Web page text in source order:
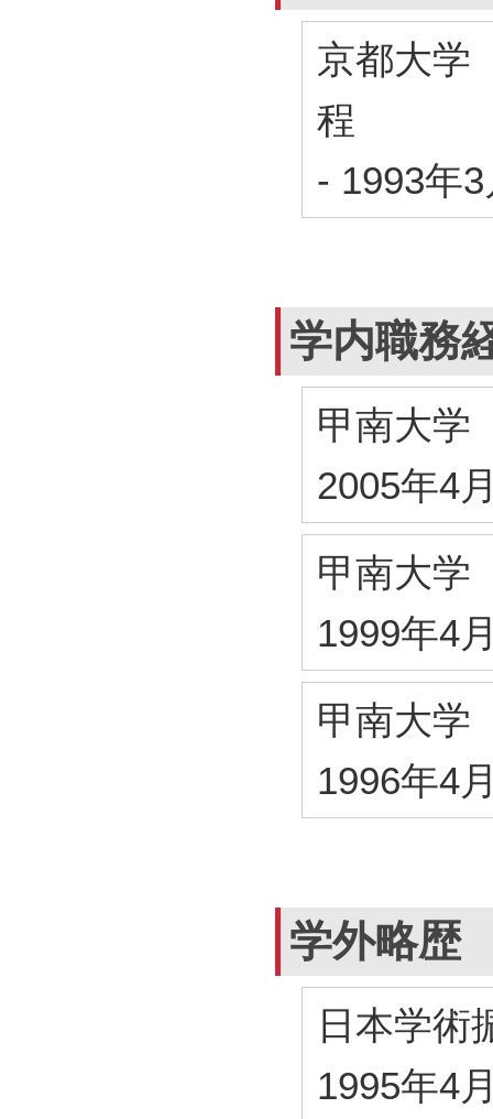
京都大
程
- 1993年
学内職務
甲南大
2005年4
甲南大
1999年4
甲南大
1996年4
学外略歴
日本学術
1995年4